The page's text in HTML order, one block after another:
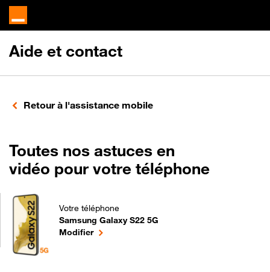
Aide et contact
Retour à l'assistance mobile
Toutes nos astuces en
vidéo pour votre téléphone
Votre téléphone
Samsung Galaxy S22 5G
Toutes nos astuces en vidéo pour votre téléphone
Modifierle téléphone sélectionné